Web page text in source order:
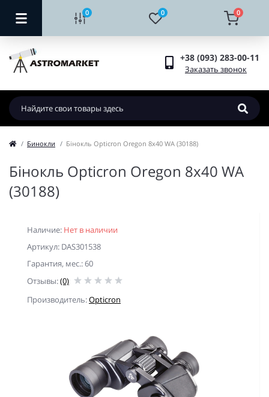
0 0 0
+38 (093) 283-00-11
Заказать звонок
Бинокли Бінокль Opticron Oregon 8x40 WA (30188)
Бінокль Opticron Oregon 8x40 WA
(30188)
Наличие: Нет в наличии
Артикул: DAS301538
Гарантия, мес.: 60
Отзывы:(0)
Производитель:Opticron